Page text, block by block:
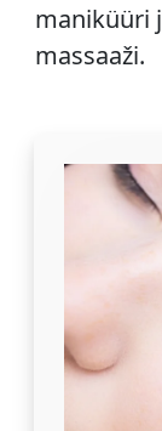
maniküüri
massaaži.